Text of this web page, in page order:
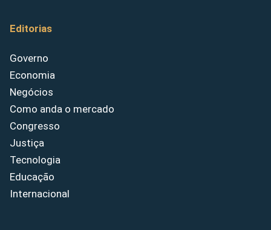
Editorias
Governo
Economia
Negócios
Como anda o mercado
Congresso
Justiça
Tecnologia
Educação
Internacional